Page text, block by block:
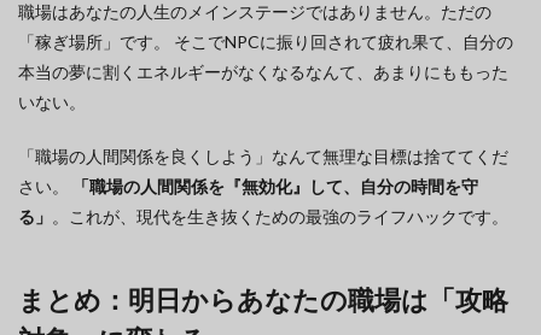
職場はあなたの人生のメインステージではありません。ただの
「稼ぎ場所」です。 そこでNPCに振り回されて疲れ果て、自分の
本当の夢に割くエネルギーがなくなるなんて、あまりにももった
いない。
「職場の人間関係を良くしよう」なんて無理な目標は捨ててくだ
さい。
「職場の人間関係を『無効化』して、自分の時間を守
る」 。これが、現代を生き抜くための最強のライフハックです。
まとめ：明日からあなたの職場は「攻略